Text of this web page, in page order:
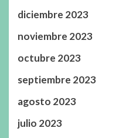
diciembre 2023
noviembre 2023
octubre 2023
septiembre 2023
agosto 2023
julio 2023